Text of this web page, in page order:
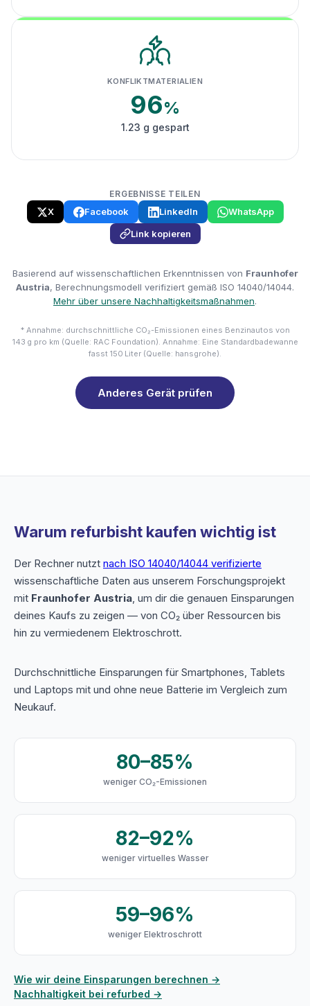
KONFLIKTMATERIALIEN
96%
1.23 g gespart
ERGEBNISSE TEILEN
X Facebook LinkedIn
WhatsApp
Link kopieren
Basierend auf wissenschaftlichen Erkenntnissen von Fraunhofer
Austria, Berechnungsmodell verifiziert gemäß ISO 14040/14044.
Mehr über unsere Nachhaltigkeitsmaßnahmen.
* Annahme: durchschnittliche CO₂-Emissionen eines Benzinautos von
143 g pro km (Quelle: RAC Foundation). Annahme: Eine Standardbadewanne
fasst 150 Liter (Quelle: hansgrohe).
Anderes Gerät prüfen
Warum refurbisht kaufen wichtig ist
Der Rechner nutzt nach ISO 14040/14044 verifizierte
wissenschaftliche Daten aus unserem Forschungsprojekt
mit Fraunhofer Austria, um dir die genauen Einsparungen
deines Kaufs zu zeigen — von CO₂ über Ressourcen bis
hin zu vermiedenem Elektroschrott.
Durchschnittliche Einsparungen für Smartphones, Tablets
und Laptops mit und ohne neue Batterie im Vergleich zum
Neukauf.
80–85%
weniger CO₂-Emissionen
82–92%
weniger virtuelles Wasser
59–96%
weniger Elektroschrott
Wie wir deine Einsparungen berechnen →
Nachhaltigkeit bei refurbed →